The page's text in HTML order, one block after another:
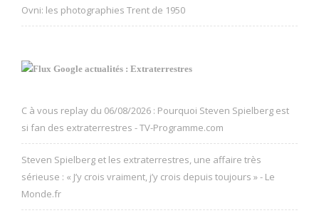
Ovni: les photographies Trent de 1950
Google actualités : Extraterrestres
C à vous replay du 06/08/2026 : Pourquoi Steven Spielberg est
si fan des extraterrestres - TV-Programme.com
Steven Spielberg et les extraterrestres, une affaire très
sérieuse : « J’y crois vraiment, j’y crois depuis toujours » - Le
Monde.fr